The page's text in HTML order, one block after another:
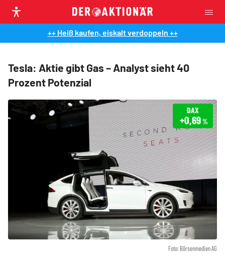
++ Heiß kaufen, eiskalt verdoppeln ++
Tesla: Aktie gibt Gas – Analyst sieht 40
Prozent Potenzial
Foto: Börsenmedien AG
DAX
+0,69%